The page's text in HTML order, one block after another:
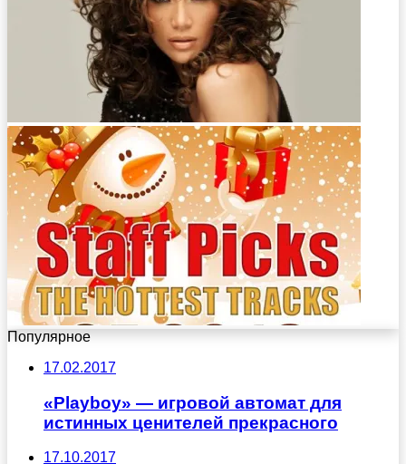
Популярное
17.02.2017
«Playboy» — игровой автомат для
истинных ценителей прекрасного
17.10.2017